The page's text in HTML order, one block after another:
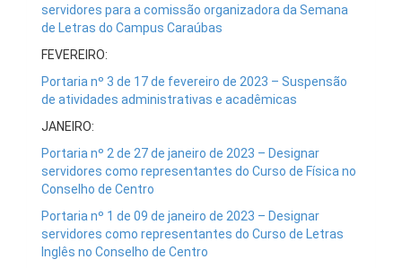
servidores para a comissão organizadora da Semana
de Letras do Campus Caraúbas
FEVEREIRO:
Portaria nº 3 de 17 de fevereiro de 2023 – Suspensão
de atividades administrativas e acadêmicas
JANEIRO:
Portaria nº 2 de 27 de janeiro de 2023 – Designar
servidores como representantes do Curso de Física no
Conselho de Centro
Portaria nº 1 de 09 de janeiro de 2023 – Designar
servidores como representantes do Curso de Letras
Inglês no Conselho de Centro